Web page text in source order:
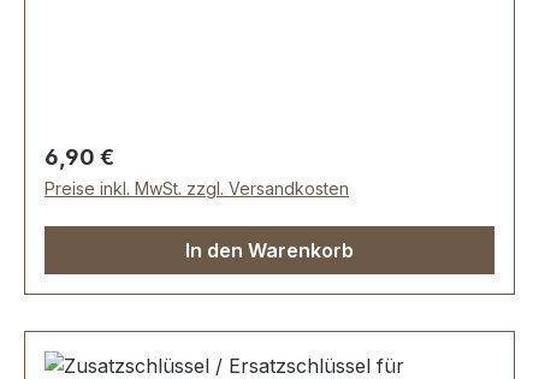
Regulärer Preis:
6,90 €
Preise inkl. MwSt. zzgl. Versandkosten
In den Warenkorb